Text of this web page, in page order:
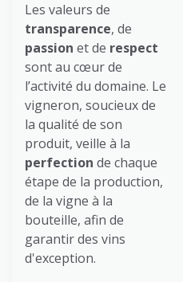
Les valeurs de
transparence, de
passion et de respect
sont au cœur de
l’activité du domaine. Le
vigneron, soucieux de
la qualité de son
produit, veille à la
perfection de chaque
étape de la production,
de la vigne à la
bouteille, afin de
garantir des vins
d'exception.